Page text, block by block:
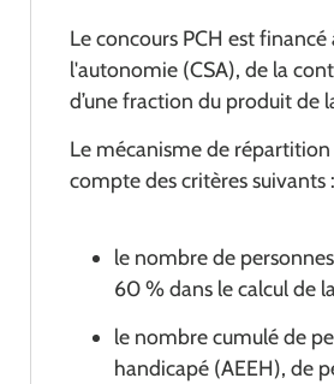
Le concours PCH est
l'autonomie (CSA), de la
d’une fraction du produit de
Le mécanisme de
compte des critères suivants :
le nombre de
60 % dans le calcul de
le nombre cumulé de
handicapé (AEEH), de